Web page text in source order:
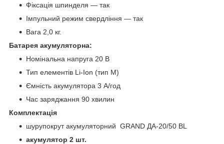
Фіксація шпинделя — так
Імпульний режим свердління — так
Вага 2,0 кг.
Батарея акумуляторна:
Номінальна напруга 20 В
Тип елементів Li-Ion (тип М)
Ємність акумулятора 3 А/год
Час заряджання 90 хвилин
Комплектація
шурупокрут акумуляторний GRAND ДА-20/50 BL
акумулятор 2 шт.